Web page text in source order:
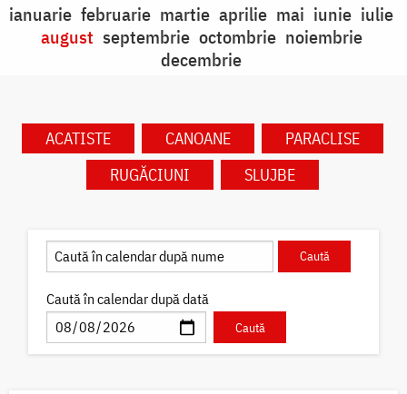
ianuarie februarie martie aprilie mai iunie iulie
august septembrie octombrie noiembrie
decembrie
ACATISTE CANOANE
PARACLISE
RUGĂCIUNI
SLUJBE
Caută în calendar după dată